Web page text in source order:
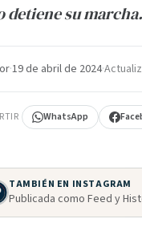
detiene su marcha.
·19 de abril de 2024·
WhatsApp
TAMBIÉN EN INSTAGRAM
Publicada como Feed y